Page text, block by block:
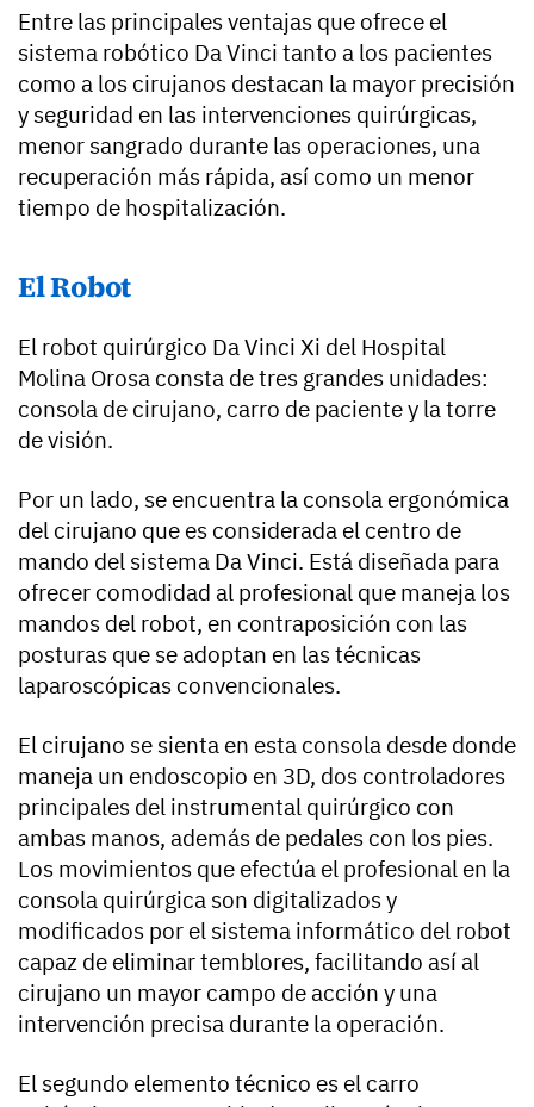
Entre las principales ventajas que ofrece el
sistema robótico Da Vinci tanto a los pacientes
como a los cirujanos destacan la mayor precisión
y seguridad en las intervenciones quirúrgicas,
menor sangrado durante las operaciones, una
recuperación más rápida, así como un menor
tiempo de hospitalización.
El Robot
El robot quirúrgico Da Vinci Xi del Hospital
Molina Orosa consta de tres grandes unidades:
consola de cirujano, carro de paciente y la torre
de visión.
Por un lado, se encuentra la consola ergonómica
del cirujano que es considerada el centro de
mando del sistema Da Vinci. Está diseñada para
ofrecer comodidad al profesional que maneja los
mandos del robot, en contraposición con las
posturas que se adoptan en las técnicas
laparoscópicas convencionales.
El cirujano se sienta en esta consola desde donde
maneja un endoscopio en 3D, dos controladores
principales del instrumental quirúrgico con
ambas manos, además de pedales con los pies.
Los movimientos que efectúa el profesional en la
consola quirúrgica son digitalizados y
modificados por el sistema informático del robot
capaz de eliminar temblores, facilitando así al
cirujano un mayor campo de acción y una
intervención precisa durante la operación.
El segundo elemento técnico es el carro